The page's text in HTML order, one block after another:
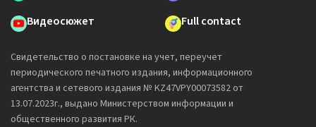
Видеосюжет
Full contact
Свидетельство о постановке на учет, переучет
периодического печатного издания, информационного
агентства и сетевого издания № KZ47VPY00073582 от
13.07.2023г., выдано Министерством информации и
общественного развития РК.